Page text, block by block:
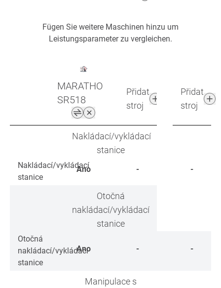
Fügen Sie weitere Maschinen hinzu um
Leistungsparameter zu vergleichen.
MARATHON
SR518
Přidat
stroj
Přidat
stroj
Nakládací/vykládací
stanice
Nakládací/vykládací
stanice
Ano - -
Otočná
nakládací/vykládací
stanice
Otočná
nakládací/vykládací
stanice
Ano - -
Manipulace s